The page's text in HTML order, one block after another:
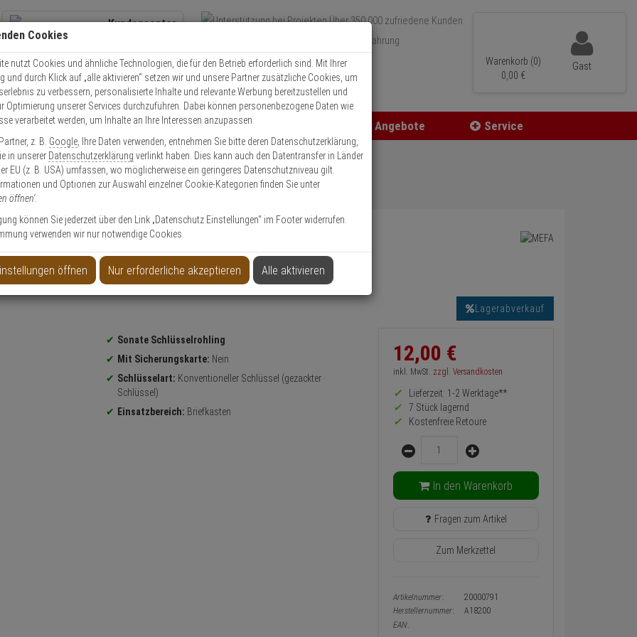
Kundencenter
Kontaktservice nutzen
Mo. - Do.: 8:00 - 16:30 Fr. 8:00 - 14:00 Uhr
Über 350.000 zufriedene Kunden
Über 15 Jahre Erfahrung
Schneller Versand
Warenkorb (0)
0, 00 €
Gast
Zutritt Einbruch Angebote Service
Schlüsselrohling für Mefa Briefkasten Sonate
Sonate
Lagerabverkauf
Produktinformationen
Sonate Schlüsselrohling
Mit Sicherungskarte: Nein
Schlüsselart: Konventioneller Schlüssel (gezackter
Schlüssel)
Einsatzbereich: Briefkasten
Informationen
zurück
Preis,
und
Warenkorb-
oder
Button
12,00 €
inkl. MwSt. zzgl. Versandkosten
Lieferzeit: 1-2 Werktage**
7 Stück lagernd
Kostenfreie Retoure
Menge
In den Warenkorb
Fragen zum Artikel
Zum Merkzettel
Artikelnummer:
20000791
Herstellernummer:
A18200
EAN:
Cookies
nutzt Cookies und ähnliche Technologien, die für den Betrieb erforderlich sind. Mit Ihrer
und durch Klick auf „alle aktivieren“ setzen wir und unsere Partner zusätzliche Cookies, um
zu verbessern, personalisierte Inhalte und relevante Werbung bereitzustellen und
Optimierung unserer Services durchzuführen. Dabei können personenbezogene Daten wie
verarbeitet werden, um Inhalte an Ihre Interessen anzupassen.
z. B. Google , Ihre Daten verwenden, entnehmen Sie bitte deren Datenschutzerklärung,
in unserer Datenschutzerklärung verlinkt haben. Dies kann auch den Datentransfer in Länder
EU (z. B. USA) umfassen, wo möglicherweise ein geringeres Datenschutzniveau gilt.
und Optionen zur Auswahl einzelner Cookie-Kategorien finden Sie unter
öffnen'.
können Sie jederzeit über den Link „Datenschutz Einstellungen“ im Footer widerrufen.
verwenden wir nur notwendige Cookies.
öffnen Nur erforderliche akzeptieren Alle aktivieren